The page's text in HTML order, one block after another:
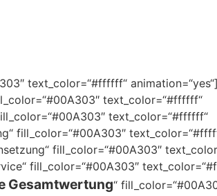
text_color=“#ffffff“ animation=“yes“]
text_color=“#ffffff“
text_color=“#ffffff“
fill_color=“#00A303″
fill_color=“#00A303″
fill_color=“#00A303″
Gesamtwertung“